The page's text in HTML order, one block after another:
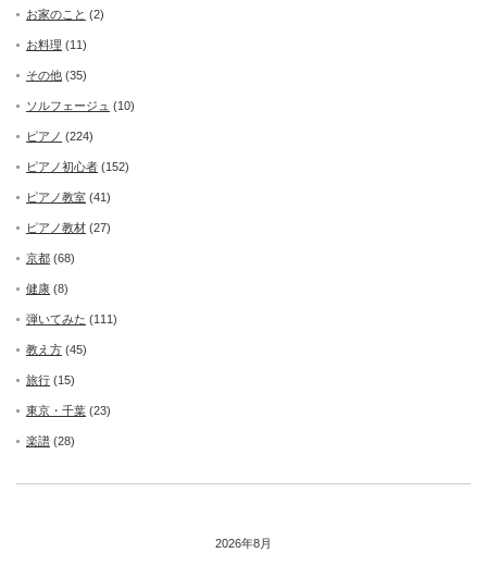
お家のこと (2)
お料理 (11)
その他 (35)
ソルフェージュ (10)
ピアノ (224)
ピアノ初心者 (152)
ピアノ教室 (41)
ピアノ教材 (27)
京都 (68)
健康 (8)
弾いてみた (111)
教え方 (45)
旅行 (15)
東京・千葉 (23)
楽譜 (28)
2026年8月